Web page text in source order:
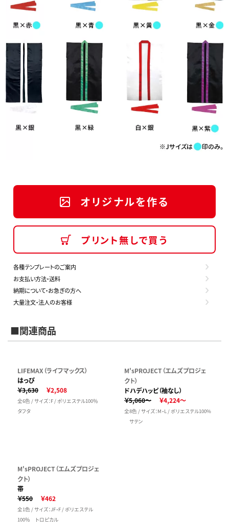
オリジナルを作る
プリント無しで買う
各種テンプレートのご案内
お支払い方法・送料
納期について・お急ぎの方へ
大量注文・法人のお客様
■関連商品
LIFEMAX（ライフマックス）
はっぴ
￥3,630
￥2,508
全6色 / サイズ：F / ポリエステル100％
タフタ
M'sPROJECT（エムズプロジェ
クト）
ドハデハッピ（袖なし）
￥5,060～
￥4,224～
全8色 / サイズ：M・L / ポリエステル100%
サテン
M'sPROJECT（エムズプロジェ
クト）
帯
￥550
￥462
全1色 / サイズ：JF・F / ポリエステル
100％ トロピカル